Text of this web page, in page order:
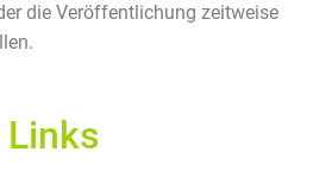
die Veröffentlichung zeitweise